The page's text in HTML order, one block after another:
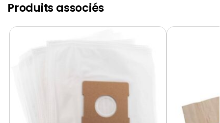
Produits associés